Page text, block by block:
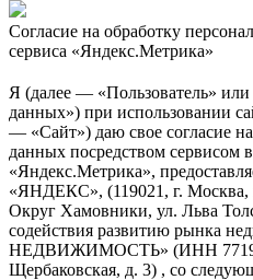
Согласие на обработку
сервиса «Яндекс.Метрика»
Я (далее — «Пользователь»
данных») при использовании
— «Сайт») даю свое согласие
данных посредством сервисом
«Яндекс.Метрика»,
«ЯНДЕКС», (119021, г. Москва,
Округ Хамовники, ул. Льва
содействия развитию рынка
НЕДВИЖИМОСТЬ» (ИНН
Щербаковская, д. 3) , со